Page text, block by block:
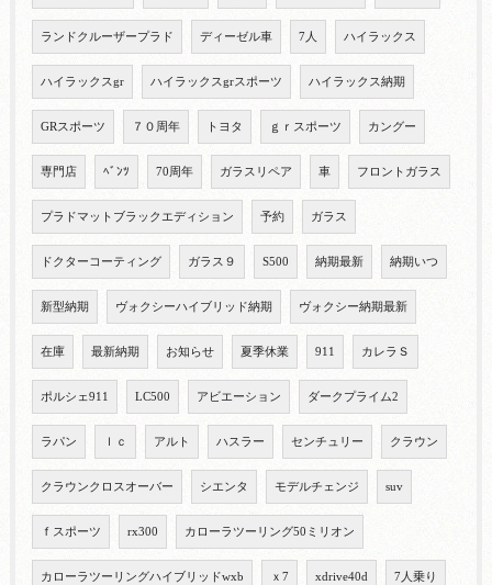
ランドクルーザープラド ディーゼル車 7人 ハイラックス
ハイラックスgr ハイラックスgrスポーツ ハイラックス納期
GRスポーツ ７０周年 トヨタ ｇｒスポーツ カングー
専門店 ﾍﾞﾝﾂ 70周年 ガラスリペア 車 フロントガラス
プラドマットブラックエディション 予約 ガラス
ドクターコーティング ガラス９ S500 納期最新 納期いつ
新型納期 ヴォクシーハイブリッド納期 ヴォクシー納期最新
在庫 最新納期 お知らせ 夏季休業 911 カレラＳ
ポルシェ911 LC500 アビエーション ダークプライム2
ラパン ｌｃ アルト ハスラー センチュリー クラウン
クラウンクロスオーバー シエンタ モデルチェンジ suv
ｆスポーツ rx300 カローラツーリング50ミリオン
カローラツーリングハイブリッドwxb ｘ7 xdrive40d 7人乗り